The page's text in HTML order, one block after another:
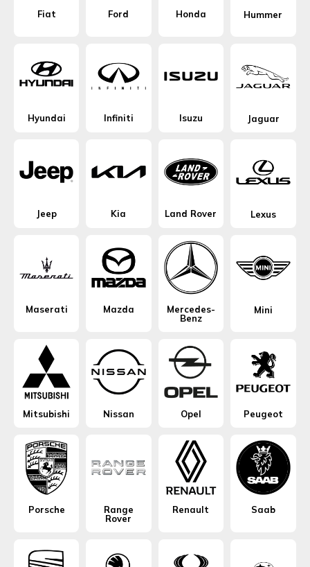
Fiat Ford Honda Hummer
Hyundai Infiniti Isuzu Jaguar
Jeep Kia Land Rover Lexus
Maserati Mazda
Mercedes-
Benz
Mini
Mitsubishi Nissan Opel Peugeot
Porsche
Range
Rover
Renault Saab